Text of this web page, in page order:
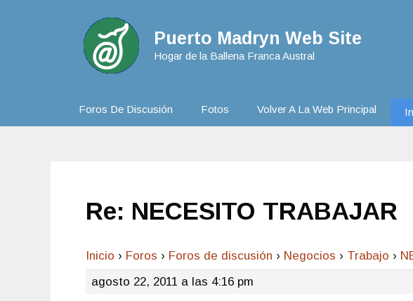
Puerto Madryn Web Site
Hogar de la Ballena Franca Austral
Foros De Discusión Fotos Volver A La Web Principal
Re: NECESITO TRABAJAR
Inicio › Foros › Foros de discusión › Negocios › Trabajo ›
agosto 22, 2011 a las 4:16 pm